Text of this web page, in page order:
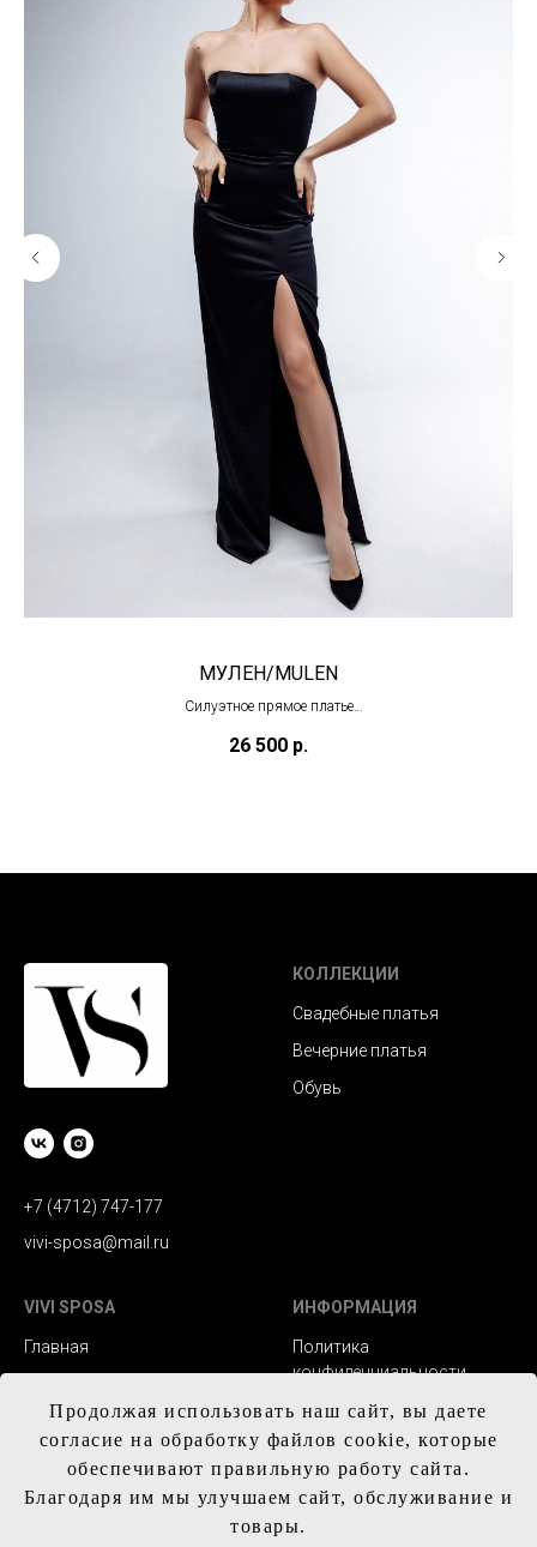
МУЛЕН/MULEN
Силуэтное прямое платье
26 500 р.
Продолжая использовать наш сайт, вы даете
согласие на обработку файлов cookie, которые
обеспечивают правильную работу сайта.
Благодаря им мы улучшаем сайт, обслуживание и
товары.
+7 (4712) 747-177
vivi-sposa@mail.ru
КОЛЛЕКЦИИ
Свадебные платья
Вечерние платья
Обувь
VIVI SPOSA
Главная
Контакты
ИНФОРМАЦИЯ
Политика
конфиденциальности
Заказ и сроки
изготовления
Доставка
Обмен и возврат